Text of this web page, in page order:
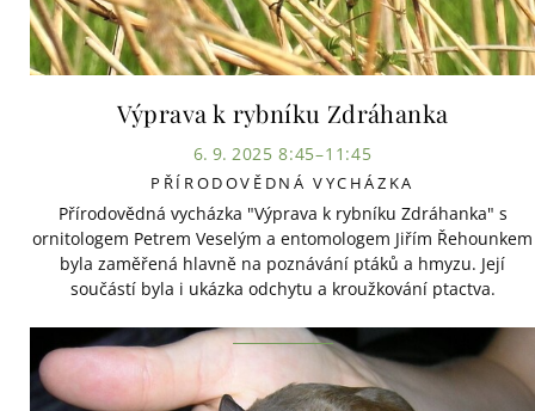
Výprava k rybníku Zdráhanka
6. 9. 2025 8:45–11:45
PŘÍRODOVĚDNÁ VYCHÁZKA
Přírodovědná vycházka "Výprava k rybníku Zdráhanka" s
ornitologem Petrem Veselým a entomologem Jiřím Řehounkem
byla zaměřená hlavně na poznávání ptáků a hmyzu. Její
součástí byla i ukázka odchytu a kroužkování ptactva.